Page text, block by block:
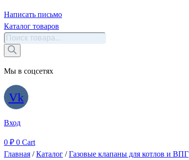
Написать письмо
Каталог товаров
Поиск
товаров
Мы в соцсетях
Vk
Вход
0 ₽ 0 Cart
Главная /Каталог /Газовые клапаны для котлов и ВПГ